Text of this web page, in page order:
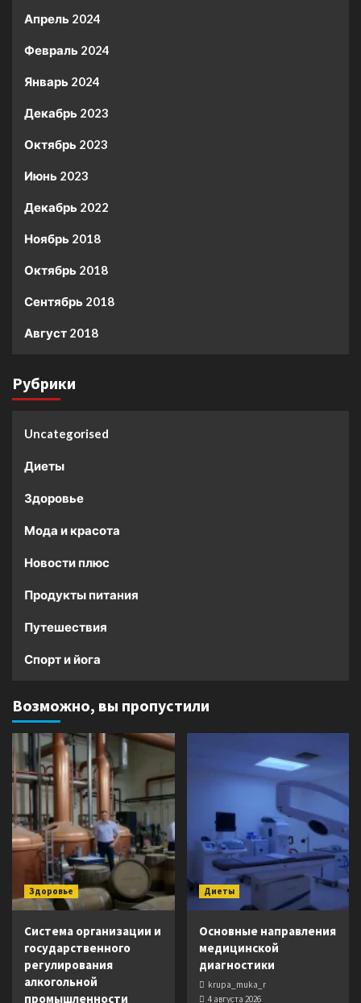
Апрель 2024
Февраль 2024
Январь 2024
Декабрь 2023
Октябрь 2023
Июнь 2023
Декабрь 2022
Ноябрь 2018
Октябрь 2018
Сентябрь 2018
Август 2018
Рубрики
Uncategorised
Диеты
Здоровье
Мода и красота
Новости плюс
Продукты питания
Путешествия
Спорт и йога
Возможно, вы пропустили
Здоровье
Система организации и
государственного
регулирования
алкогольной
промышленности
Диеты
Основные направления
медицинской
диагностики
krupa_muka_r
4 августа 2026